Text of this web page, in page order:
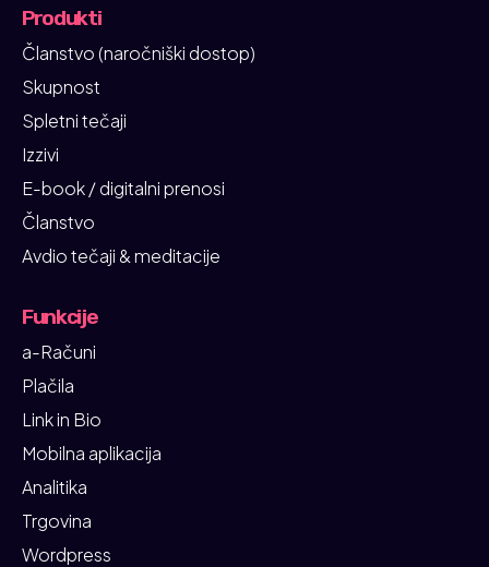
Produkti
Članstvo (naročniški dostop)
Skupnost
Spletni tečaji
Izzivi
E-book / digitalni prenosi
Članstvo
Avdio tečaji & meditacije
Funkcije
a-Računi
Plačila
Link in Bio
Mobilna aplikacija
Analitika
Trgovina
Wordpress